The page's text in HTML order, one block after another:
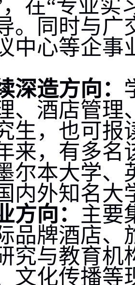
在“专业实
。同时与广
中心等企
深造方向：
、酒店管理
生，也可报
来，有多名
尔本大学、
内外知名大
方向： 主要
品牌酒店、
究与教育机
文化传播等